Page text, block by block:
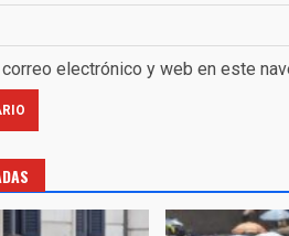
correo electrónico y web en este